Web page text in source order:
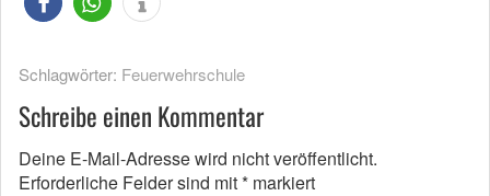
Schlagwörter: Feuerwehrschule
Schreibe einen Kommentar
Deine E-Mail-Adresse wird nicht veröffentlicht.
Erforderliche Felder sind mit* markiert